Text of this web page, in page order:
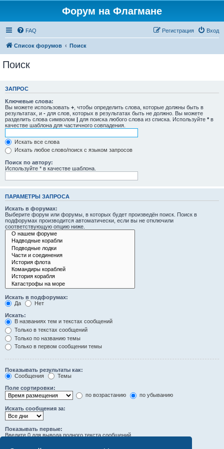
Форум на Флагмане
FAQ Вход
Регистрация
Список форумов Поиск
Поиск
ЗАПРОС
Ключевые слова:
Вы можете использовать + , чтобы определить слова, которые должны быть в
результатах, и - для слов, которых в результатах быть не должно. Вы можете
разделить слова символом | для поиска любого слова из списка. Используйте * в
качестве шаблона для частичного совпадения.
Искать все слова
Искать любое слово/поиск с языком запросов
Поиск по автору:
Используйте * в качестве шаблона.
ПАРАМЕТРЫ ЗАПРОСА
Искать в форумах:
Выберите форум или форумы, в которых будет произведён поиск. Поиск в
подфорумах производится автоматически, если вы не отключили
соответствующую опцию ниже.
Искать в подфорумах:
Да
Нет
Искать:
В названиях тем и текстах сообщений
Только в текстах сообщений
Только по названию темы
Только в первом сообщении темы
Показывать результаты как:
Сообщения
Темы
Поле сортировки:
по возрастанию
по убыванию
Искать сообщения за:
Показывать первые:
Введите 0 для вывода полного текста сообщений.